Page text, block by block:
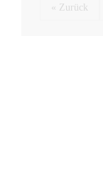
« Zurück